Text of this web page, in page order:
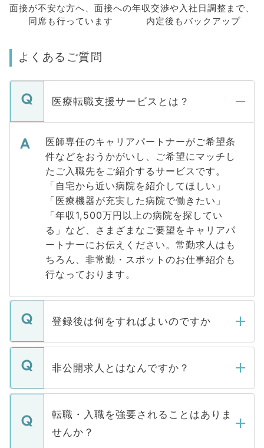
面接が不安な方へ、 面接への
同席も行っています
年収交渉や入社日調整まで、
内定後もバックアップ
よくあるご質問
医療転職支援サービスとは？
医師専任のキャリアパートナーがご希望条
件などをおうかがいし、ご希望にマッチし
たご入職先をご紹介するサービスです。
「自宅から近い病院を紹介してほしい」
「医療機器が充実した病院で働きたい」
「年収1,500万円以上の病院を探してい
る」など、さまざまなご要望をキャリアパ
ートナーにお伝えください。常勤求人はも
ちろん、非常勤・スポットのお仕事紹介も
行なっております。
登録後は何をすればよいのですか
ご登録いただきましたら、弊社担当者がご
登録内容を確認し、その後メールもしくは
ます。通常、5営業日以内にはご連絡をせて
いただきますので、しばらくお待ちくださ
非公開求人とはなんですか？
マイナビDOCTORで取り扱っている求人の
うち約3割は、Webサイトからご覧いただ
けない「非公開求人」です。非公開求人は
下記の理由によって、一般には公開してい
転職・入職を強要されることはありま
せんか？